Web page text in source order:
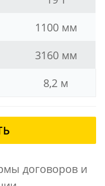
1100 мм
3160 мм
8,2 м
договоров и